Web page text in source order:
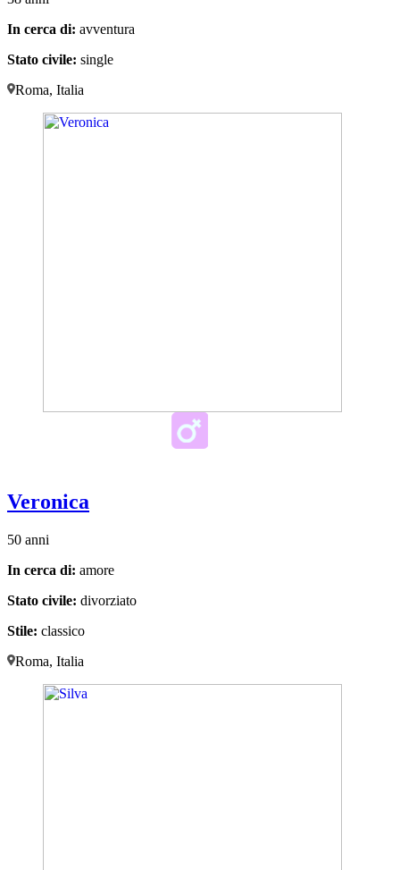
In cerca di: avventura
Stato civile: single
Roma, Italia
Veronica
50 anni
In cerca di: amore
Stato civile: divorziato
Stile: classico
Roma, Italia